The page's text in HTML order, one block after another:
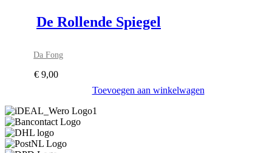
De Rollende Spiegel
Da Fong
€ 9,00
Toevoegen aan winkelwagen